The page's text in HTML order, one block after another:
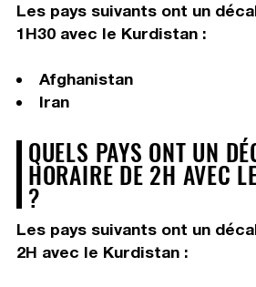
Les pays suivants ont un
1H30 avec le Kurdistan :
Afghanistan
Iran
QUELS PAYS ONT UN
HORAIRE DE 2H AVEC
?
Les pays suivants ont un
2H avec le Kurdistan :